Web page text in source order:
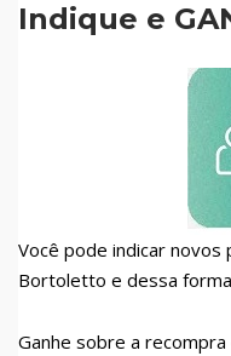
Indique e
Você pode indicar
Bortoletto e dessa
Ganhe sobre a